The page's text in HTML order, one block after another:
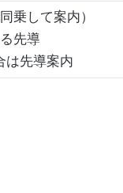
乗して案内）
先導
は先導案内